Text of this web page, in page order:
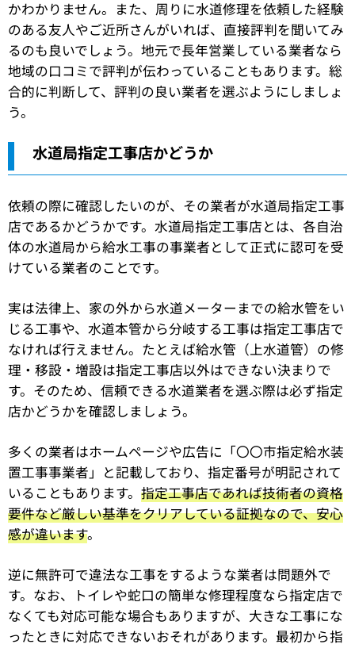
かわかりません。また、周りに水道修理を依頼した経験
のある友人やご近所さんがいれば、直接評判を聞いてみ
るのも良いでしょう。地元で長年営業している業者なら
地域の口コミで評判が伝わっていることもあります。総
合的に判断して、評判の良い業者を選ぶようにしましょ
う。
水道局指定工事店かどうか
依頼の際に確認したいのが、その業者が水道局指定工事
店であるかどうかです。水道局指定工事店とは、各自治
体の水道局から給水工事の事業者として正式に認可を受
けている業者のことです。
実は法律上、家の外から水道メーターまでの給水管をい
じる工事や、水道本管から分岐する工事は指定工事店で
なければ行えません。たとえば給水管（上水道管）の修
理・移設・増設は指定工事店以外はできない決まりで
す。そのため、信頼できる水道業者を選ぶ際は必ず指定
店かどうかを確認しましょう。
多くの業者はホームページや広告に「〇〇市指定給水装
置工事事業者」と記載しており、指定番号が明記されて
いることもあります。 指定工事店であれば技術者の資格
要件など厳しい基準をクリアしている証拠なので、安心
感が違います。
逆に無許可で違法な工事をするような業者は問題外で
す。なお、トイレや蛇口の簡単な修理程度なら指定店で
なくても対応可能な場合もありますが、大きな工事にな
ったときに対応できないおそれがあります。最初から指